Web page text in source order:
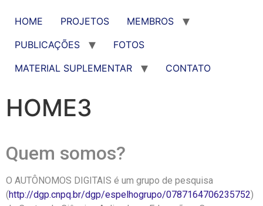
HOME PROJETOS
MEMBROS
PUBLICAÇÕES
FOTOS
MATERIAL SUPLEMENTAR
CONTATO
HOME3
Quem somos?
O AUTÔNOMOS DIGITAIS é um grupo de pesquisa
(http://dgp.cnpq.br/dgp/espelhogrupo/0787164706235752)